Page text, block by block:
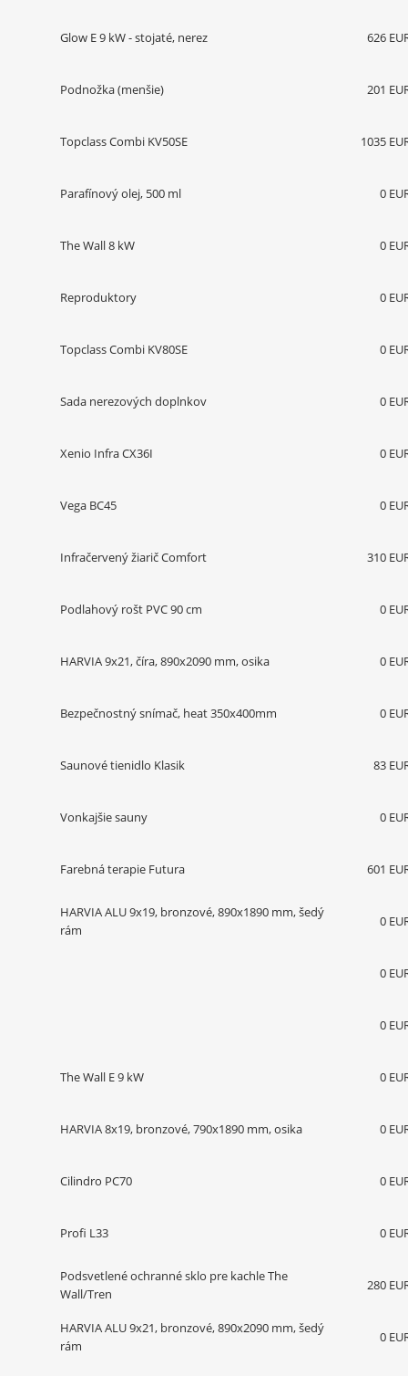
Glow E 9 kW - stojaté, nerez 626
Podnožka (menšie) 201
Topclass Combi KV50SE 1035
Parafínový olej, 500 ml 0
The Wall 8 kW 0
Reproduktory 0
Topclass Combi KV80SE 0
Sada nerezových doplnkov 0
Xenio Infra CX36I 0
Vega BC45 0
Infračervený žiarič Comfort 310
Podlahový rošt PVC 90 cm 0
HARVIA 9x21, číra, 890x2090 mm, osika 0
Bezpečnostný snímač, heat 350x400mm 0
Saunové tienidlo Klasik 83
Vonkajšie sauny 0
Farebná terapie Futura 601
HARVIA ALU 9x19, bronzové, 890x1890 mm, šedý
rám
0
0
0
The Wall E 9 kW 0
HARVIA 8x19, bronzové, 790x1890 mm, osika 0
Cilindro PC70 0
Profi L33 0
Podsvetlené ochranné sklo pre kachle The
Wall/Tren
280
HARVIA ALU 9x21, bronzové, 890x2090 mm, šedý
rám
0